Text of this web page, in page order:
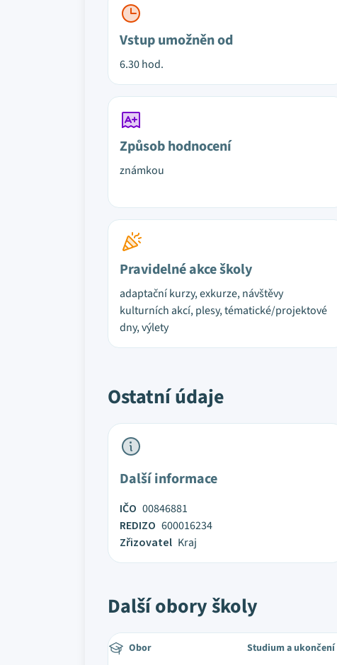
Vstup umožněn od
6.30 hod.
Způsob hodnocení
známkou
Pravidelné akce školy
adaptační kurzy, exkurze, návštěvy
kulturních akcí, plesy, tématické/projektové
dny, výlety
Ostatní údaje
Další informace
IČO 00846881
REDIZO 600016234
Zřizovatel Kraj
Další obory školy
Obor Studium a ukončení